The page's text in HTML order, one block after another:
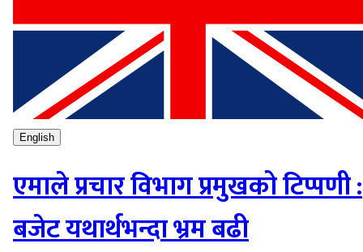
English
एमाले प्रचार विभाग प्रमुखको टिप्पणी :
बजेट यथार्थभन्दा भ्रम बढी